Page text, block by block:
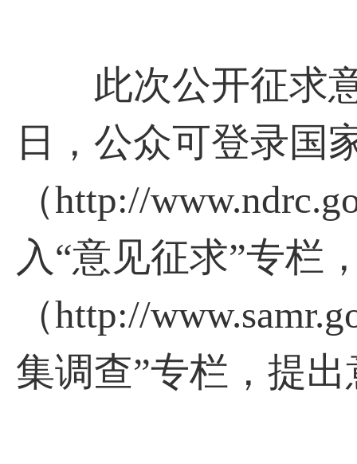
此次公开征求意
日，公众可登录国
（http://
入“意见征求”专栏
（http://
集调查”专栏，